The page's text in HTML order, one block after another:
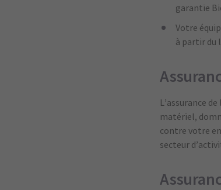
garantie
Votre
à partir du
L’assurance
matériel,
contre votre
secteur